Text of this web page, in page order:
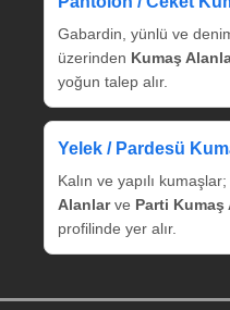
Gabardin, yünlü ve
üzerinden Kumaş
yoğun talep alır.
Yelek / Pardesü
Kalın ve yapılı
Alanlarve Parti Kumaş
profilinde yer alır.